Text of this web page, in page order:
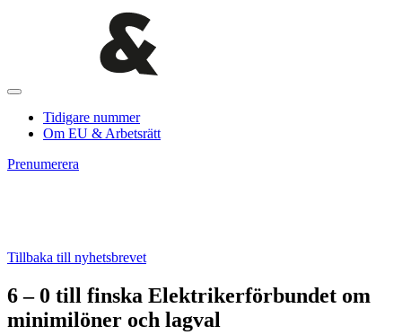
Tidigare nummer
Om EU & Arbetsrätt
Prenumerera
Tillbaka till nyhetsbrevet
6 – 0 till finska Elektrikerförbundet om
minimilöner och lagval